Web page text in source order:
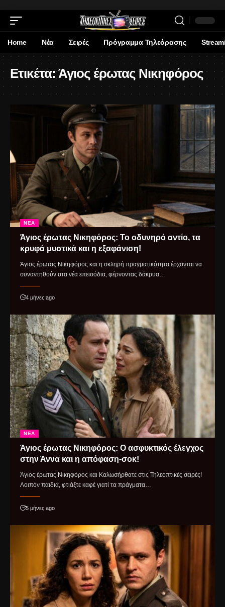
Home Νέα Σειρές Πρόγραμμα Τηλεόρασης
Ετικέτα:Άγιος έρωτας Νικηφόρος
ΝΈΑ
Άγιος έρωτας Νικηφόρος: Το οδυνηρό αντίο, τα
κρυφά μυστικά και η εξαφάνιση!
Άγιος έρωτας Νικηφόρος και η σκληρή πραγματικότητα έρχονται να
συναντηθούν στα νέα επεισόδια, φέρνοντας δάκρυα…
4 μήνες ago
ΝΈΑ
Άγιος έρωτας Νικηφόρος: Ο ασφυκτικός έλεγχος
στην Άννα και η απόφαση-σοκ!
Άγιος έρωτας Νικηφόρος και Καλωσήρθατε στις Τηλεοπτικές σειρές!
Λοιπόν παιδιά, φτιάξτε καφέ γιατί τα πράγματα…
5 μήνες ago